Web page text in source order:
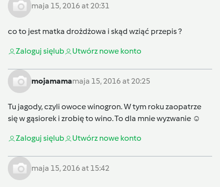
maja 15, 2016 at 20:31
co to jest matka drożdżowa i skąd wziąć przepis ?
Zaloguj sięlub Utwórz nowe konto
mojamamamaja 15, 2016 at 20:25
Tu jagody, czyli owoce winogron. W tym roku zaopatrze
się w gąsiorek i zrobię to wino. To dla mnie wyzwanie ☺
Zaloguj sięlub Utwórz nowe konto
maja 15, 2016 at 15:42